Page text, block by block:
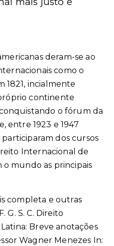
deram-se ao
como o
1821, incialmente
continente
o fórum da
entre 1923 e 1947
dos cursos
Internacional de
mundo as principais
completa e outras
G. S. C. Direito
Breve anotações
Wagner Menezes In: